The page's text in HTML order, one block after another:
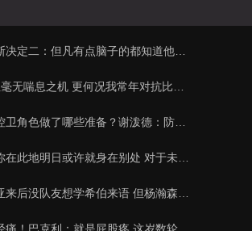
：但凡有点脑子的都知道他怎么可能现在退役
息之机 更何况我常年对抗比我重几十斤的壮汉
做了哪些准备？谢泼德：防守 增肌 重复训练
地明日或许就身在别处 对于未来我从不焦虑
没队友想学希伯来语 但杨瀚森来后有人学中文
巴克利：就是屁股疼 这岁数轮休无需大惊小怪